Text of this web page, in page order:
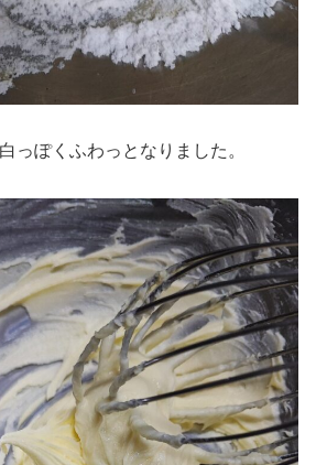
っぽくふわっとなりました。